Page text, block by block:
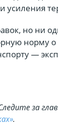
но ни
норму
—
за
.